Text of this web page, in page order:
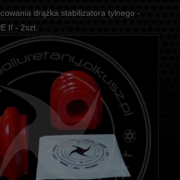
drążka stabilizatora tylnego -
II - 2szt.